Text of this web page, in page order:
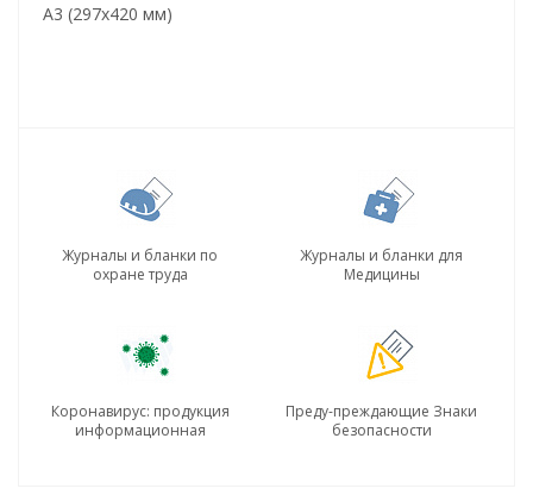
А3 (297х420 мм)
Журналы и бланки по
охране труда
Журналы и бланки для
Медицины
Коронавирус: продукция
информационная
Преду-преждающие Знаки
безопасности